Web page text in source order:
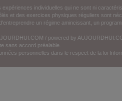
individuelles qui ne sont ni
et des exercices physiques réguliers sont
un régime amincissant, un
/ powered by
sans accord préalable.
personnelles dans le respect de la loi